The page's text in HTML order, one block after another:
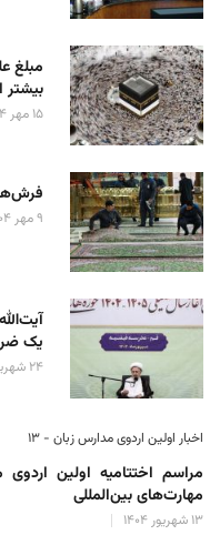
بیشتر
۱۵ مهر ۱۴۰۴
۹ مهر ۱۴۰۴
یک
۲۴ شهریور ۱۴۰۴
اخبار اولین اردوی مدارس زبان - ۱۳
مراسم اختتامیه اولین
مهارت‌های بین‌المللی
۱۳ شهریور ۱۴۰۴